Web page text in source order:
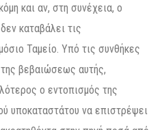
και αν, στη συνέχεια, ο
καταβάλει τις
Ταμείο. Υπό τις συνθήκες
βεβαιώσεως αυτής,
ο εντοπισμός της
υποκαταστάτου να επιστρέψει